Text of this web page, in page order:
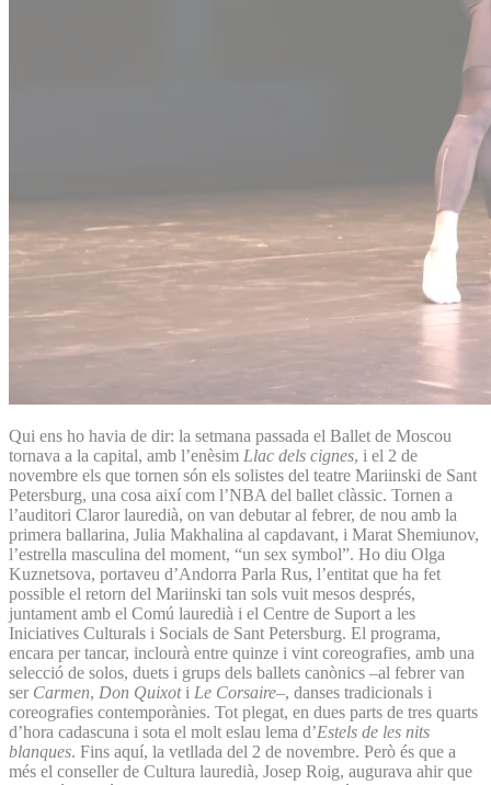
Qui ens ho havia de dir: la setmana passada el Ballet de Moscou
tornava a la capital, amb l’enèsim Llac dels cignes, i el 2 de
novembre els que tornen són els solistes del teatre Mariinski de Sant
Petersburg, una cosa així com l’NBA del ballet clàssic. Tornen a
l’auditori Claror lauredià, on van debutar al febrer, de nou amb la
primera ballarina, Julia Makhalina al capdavant, i Marat Shemiunov,
l’estrella masculina del moment, “un sex symbol”. Ho diu Olga
Kuznetsova, portaveu d’Andorra Parla Rus, l’entitat que ha fet
possible el retorn del Mariinski tan sols vuit mesos després,
juntament amb el Comú lauredià i el Centre de Suport a les
Iniciatives Culturals i Socials de Sant Petersburg. El programa,
encara per tancar, inclourà entre quinze i vint coreografies, amb una
selecció de solos, duets i grups dels ballets canònics –al febrer van
ser Carmen, Don Quixot i Le Corsaire–, danses tradicionals i
coreografies contemporànies. Tot plegat, en dues parts de tres quarts
d’hora cadascuna i sota el molt eslau lema d’Estels de les nits
blanques. Fins aquí, la vetllada del 2 de novembre. Però és que a
més el conseller de Cultura lauredià, Josep Roig, augurava ahir que